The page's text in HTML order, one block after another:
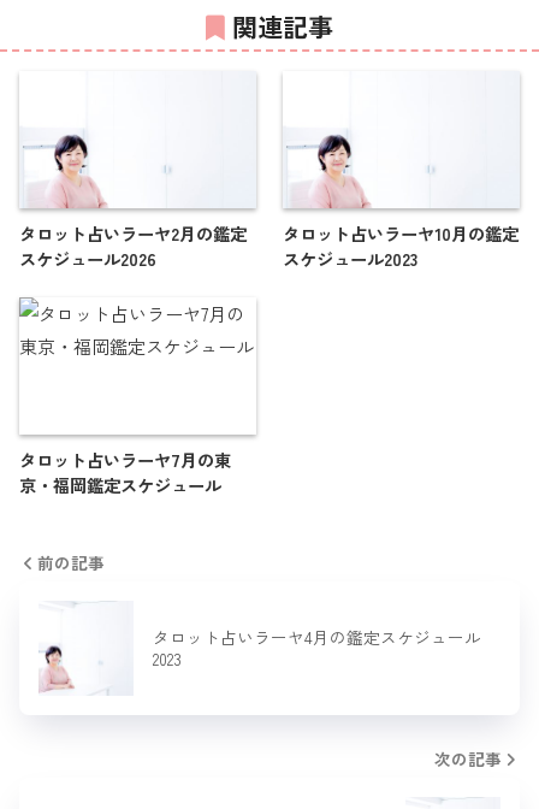
関連記事
タロット占いラーヤ2月の鑑定
スケジュール2026
タロット占いラーヤ10月の鑑定
スケジュール2023
タロット占いラーヤ7月の東
京・福岡鑑定スケジュール
前の記事
タロット占いラーヤ4月の鑑定スケジュール
2023
次の記事